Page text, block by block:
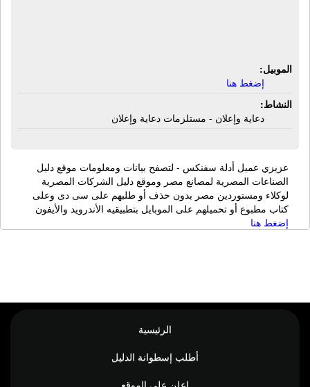
الموبيل:
إضغط هنا
النشاط:
دعاية وإعلان - مستلزمات دعاية وإعلان
عزيزي عميل أدلة سفنكس - لتصفح بيانات ومعلومات موقع دليل
الصناعات المصرية لمصانع مصر وموقع دليل الشركات المصرية
لوكلاء ومستوردين مصر بدون حذف أو طلبهم على سى دى وعلى
كتاب مطبوع أو تحميلهم على الموبايل بتطبيقيه الأندرويد والأيفون
إضغط هنا
الرئيسية
أطلب إسطوانة الدليل
اعلن على الموقع